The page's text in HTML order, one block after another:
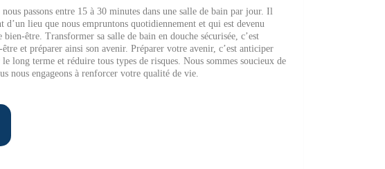
nous passons entre 15 à 30 minutes dans une salle de bain par jour. Il
d’un lieu que nous empruntons quotidiennement et qui est devenu
bien-être. Transformer sa salle de bain en douche sécurisée, c’est
et préparer ainsi son avenir. Préparer votre avenir, c’est anticiper
long terme et réduire tous types de risques. Nous sommes soucieux de
nous engageons à renforcer votre qualité de vie.